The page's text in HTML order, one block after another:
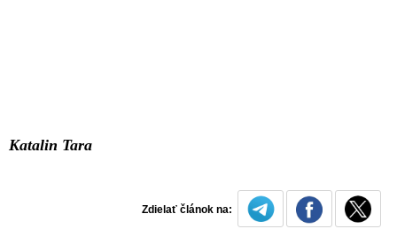
Katalin Tara
Zdielať článok na: